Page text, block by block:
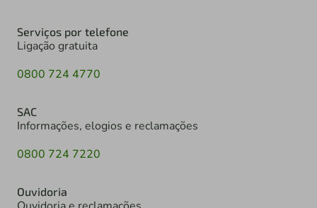
Serviços por telefone
Ligação gratuita
0800 724 4770
SAC
Informações, elogios e reclamações
0800 724 7220
Ouvidoria